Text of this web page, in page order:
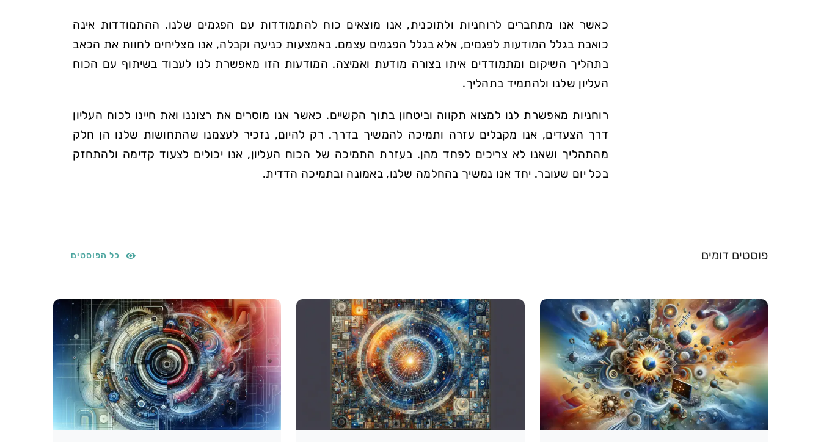
כאשר אנו מתחברים לרוחניות ולתוכנית, אנו מוצאים כוח להתמודדות עם הפגמים שלנו. ההתמודדות אינה
כואבת בגלל המודעות לפגמים, אלא בגלל הפגמים עצמם. באמצעות כניעה וקבלה, אנו מצליחים לחוות את הכאב
בתהליך השיקום ומתמודדים איתו בצורה מודעת ואמיצה. המודעות הזו מאפשרת לנו לעבוד בשיתוף עם הכוח
העליון שלנו ולהתמיד בתהליך.
רוחניות מאפשרת לנו למצוא תקווה וביטחון בתוך הקשיים. כאשר אנו מוסרים את רצוננו ואת חיינו לכוח העליון
דרך הצעדים, אנו מקבלים עזרה ותמיכה להמשיך בדרך. רק להיום, נזכיר לעצמנו שהתחושות שלנו הן חלק
מהתהליך ושאנו לא צריכים לפחד מהן. בעזרת התמיכה של הכוח העליון, אנו יכולים לצעוד קדימה ולהתחזק
בכל יום שעובר. יחד אנו נמשיך בהחלמה שלנו, באמונה ובתמיכה הדדית.
פוסטים דומים כל הפוסטים